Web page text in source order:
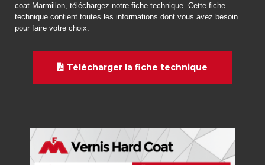
coat Marmillon, téléchargez notre fiche technique. Cette fiche
technique contient toutes les informations dont vous avez besoin
pour faire votre choix.
Télécharger la fiche technique